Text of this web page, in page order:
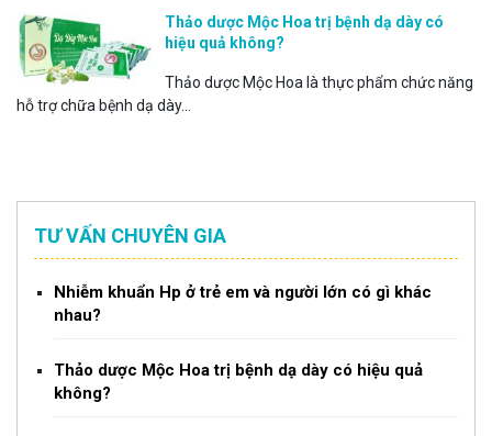
Thảo dược Mộc Hoa trị bệnh dạ dày có
hiệu quả không?
Thảo dược Mộc Hoa là thực phẩm chức năng
hỗ trợ chữa bệnh dạ dày...
TƯ VẤN CHUYÊN GIA
Nhiễm khuẩn Hp ở trẻ em và người lớn có gì khác
nhau?
Thảo dược Mộc Hoa trị bệnh dạ dày có hiệu quả
không?